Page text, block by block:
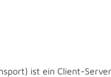
ist ein Client-